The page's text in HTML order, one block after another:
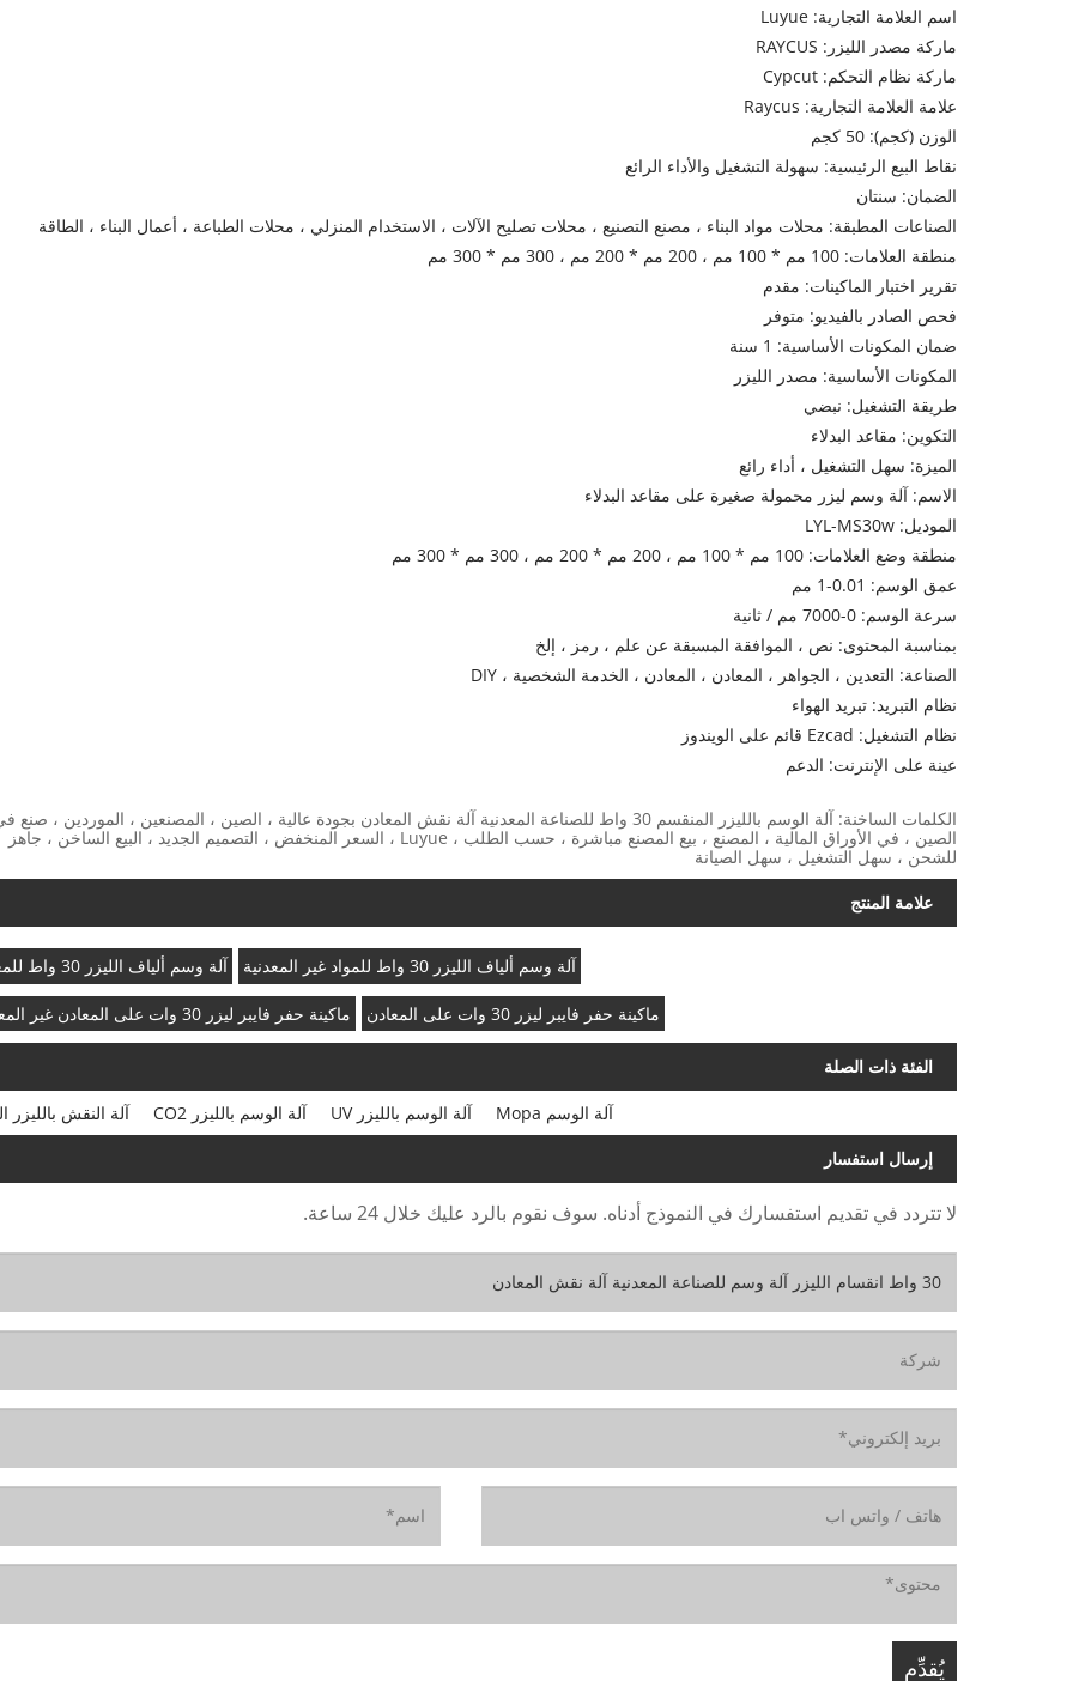
اسم العلامة التجارية: Luyue
ماركة مصدر الليزر: RAYCUS
ماركة نظام التحكم: Cypcut
علامة العلامة التجارية: Raycus
الوزن (كجم): 50 كجم
نقاط البيع الرئيسية: سهولة التشغيل والأداء الرائع
الضمان: سنتان
الصناعات المطبقة: محلات مواد البناء ، مصنع التصنيع ، محلات تصليح الآلات ، الاستخدام المنزلي ، محلات الطباعة ، أعمال البناء ، الطاقة
منطقة العلامات: 100 مم * 100 مم ، 200 مم * 200 مم ، 300 مم * 300 مم
تقرير اختبار الماكينات: مقدم
فحص الصادر بالفيديو: متوفر
ضمان المكونات الأساسية: 1 سنة
المكونات الأساسية: مصدر الليزر
طريقة التشغيل: نبضي
التكوين: مقاعد البدلاء
الميزة: سهل التشغيل ، أداء رائع
الاسم: آلة وسم ليزر محمولة صغيرة على مقاعد البدلاء
الموديل: LYL-MS30w
منطقة وضع العلامات: 100 مم * 100 مم ، 200 مم * 200 مم ، 300 مم * 300 مم
عمق الوسم: 0.01-1 مم
سرعة الوسم: 0-7000 مم / ثانية
بمناسبة المحتوى: نص ، الموافقة المسبقة عن علم ، رمز ، إلخ
الصناعة: التعدين ، الجواهر ، المعادن ، المعادن ، الخدمة الشخصية ، DIY
نظام التبريد: تبريد الهواء
نظام التشغيل: Ezcad قائم على الويندوز
عينة على الإنترنت: الدعم
الكلمات الساخنة: آلة الوسم بالليزر المنقسم 30 واط للصناعة المعدنية آلة نقش المعادن بجودة عالية ، الصين ، المصنعين ، الموردين ، صنع
الصين ، في الأوراق المالية ، المصنع ، بيع المصنع مباشرة ، حسب الطلب ، Luyue ، السعر المنخفض ، التصميم الجديد ، البيع الساخن ، جاهز
للشحن ، سهل التشغيل ، سهل الصيانة
علامة المنتج
آلة وسم ألياف الليزر 30 واط للمعادن آلة وسم ألياف الليزر 30 واط للمواد غير المعدنية
ماكينة حفر فايبر ليزر 30 وات على المعادن غير المعدنية ماكينة حفر فايبر ليزر 30 وات على المعادن
الفئة ذات الصلة
آلة النقش بالليزر آلة الوسم بالليزر CO2 آلة الوسم بالليزر UV آلة الوسم Mopa
إرسال استفسار
لا تتردد في تقديم استفسارك في النموذج أدناه. سوف نقوم بالرد عليك خلال 24 ساعة.